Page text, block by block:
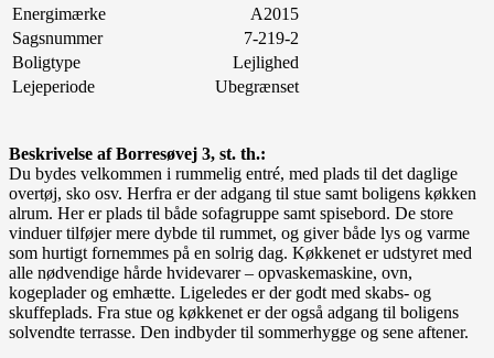
Energimærke
A2015
Sagsnummer
7-219-2
Boligtype
Lejlighed
Lejeperiode
Ubegrænset
Beskrivelse af Borresøvej 3, st. th.:
Du bydes velkommen i rummelig entré, med plads til det daglige
overtøj, sko osv. Herfra er der adgang til stue samt boligens køkken
alrum. Her er plads til både sofagruppe samt spisebord. De store
vinduer tilføjer mere dybde til rummet, og giver både lys og varme
som hurtigt fornemmes på en solrig dag. Køkkenet er udstyret med
alle nødvendige hårde hvidevarer – opvaskemaskine, ovn,
kogeplader og emhætte. Ligeledes er der godt med skabs- og
skuffeplads. Fra stue og køkkenet er der også adgang til boligens
solvendte terrasse. Den indbyder til sommerhygge og sene aftener.